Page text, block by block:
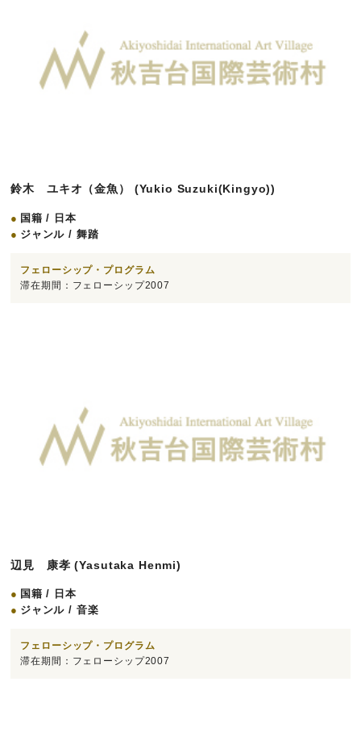
鈴木 ユキオ（金魚） (Yukio Suzuki(Kingyo))
国籍 / 日本
ジャンル / 舞踏
フェローシップ・プログラム
滞在期間：フェローシップ2007
辺見 康孝 (Yasutaka Henmi)
国籍 / 日本
ジャンル / 音楽
フェローシップ・プログラム
滞在期間：フェローシップ2007